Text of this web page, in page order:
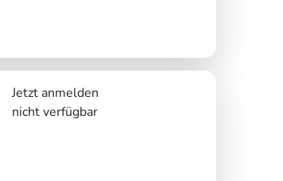
Jetzt anmelden
nicht verfügbar